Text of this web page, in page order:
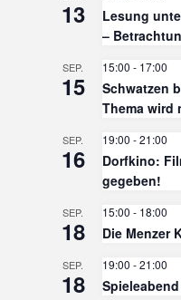
13
Lesung
–
SEP.
15
15:00 - 17:00
Schwatzen
Thema wird
SEP.
16
19:00 -21:00
Dorfkino:
gegeben!
SEP.
18
15:00 - 18:00
Die Menzer
SEP.
18
19:00 -21:00